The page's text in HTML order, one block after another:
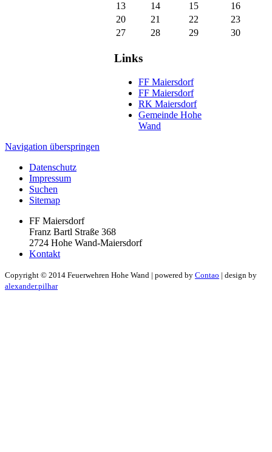
13
14 15
16
20
21 22
23
27
28 29 30
Links
FF Maiersdorf
FF Maiersdorf
RK Maiersdorf
Gemeinde Hohe
Wand
Navigation überspringen
Datenschutz
Impressum
Suchen
Sitemap
FF Maiersdorf
Franz Bartl Straße 368
2724 Hohe Wand-Maiersdorf
Kontakt
Copyright © 2014 Feuerwehren Hohe Wand | powered by Contao | design by
alexander.pilhar